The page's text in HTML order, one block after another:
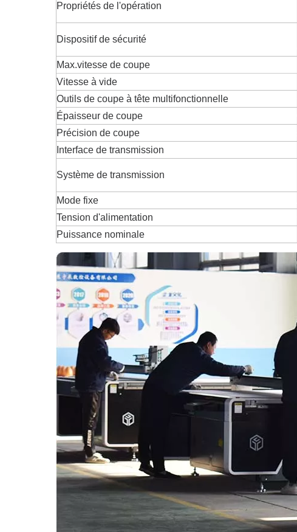
Propriétés de l'opération
Dispositif de sécurité
Max.vitesse de coupe
Vitesse à vide
Outils de coupe à tête multifonctionnelle
Épaisseur de coupe
Précision de coupe
Interface de transmission
Système de transmission
Mode fixe
Tension d'alimentation
Puissance nominale